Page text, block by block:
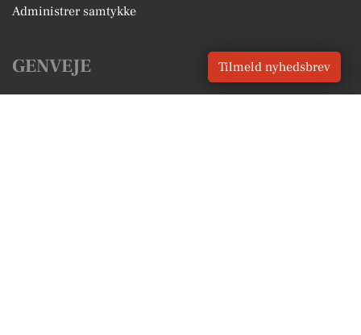
Administrer samtykke
GENVEJE Tilmeld nyhedsbrev